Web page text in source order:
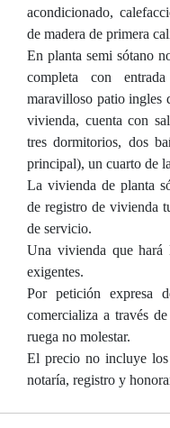
acondicionado,
de madera de primera
En planta semi sótano
completa con
maravilloso patio ingles
vivienda, cuenta con
tres dormitorios, dos
principal), un cuarto de
La vivienda de planta
de registro de vivienda
de servicio.
Una vivienda que hará
exigentes.
Por petición expresa
comercializa a través
ruega no molestar.
El precio no incluye los
notaría, registro y